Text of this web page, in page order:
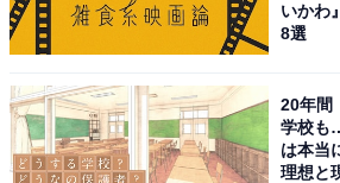
いかわ
8選
20年間
学校も
は本当
理想と